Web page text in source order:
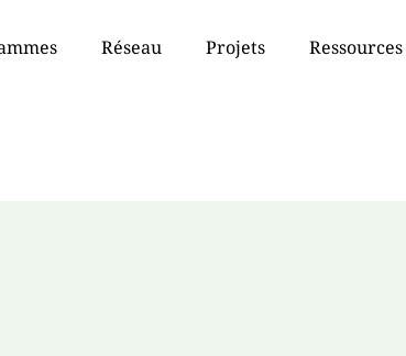
Réseau Projets Ressources